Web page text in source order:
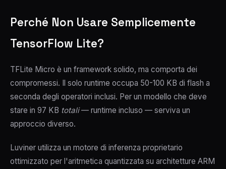
Perché Non Usare Semplicemente
TensorFlow Lite?
TFLite Micro è un framework solido, ma comporta dei
compromessi. Il solo runtime occupa 50-100 KB di flash a
seconda degli operatori inclusi. Per un modello che deve
stare in 97 KB totali— runtime incluso — serviva un
approccio diverso.
Luviner utilizza un motore di inferenza proprietario
ottimizzato per l'aritmetica quantizzata su architetture ARM